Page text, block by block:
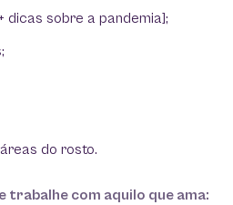
dicas sobre a pandemia];
do rosto.
trabalhe com aquilo que ama: